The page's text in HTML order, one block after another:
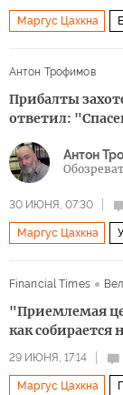
Маргус Цахкна
Антон Трофимов
Прибалты
ответил:
Антон
30 ИЮНЯ, 07:30
Маргус Цахкна
Financial Times
"Приемлемая
как собирается
29 ИЮНЯ, 17:14
Маргус Цахкна